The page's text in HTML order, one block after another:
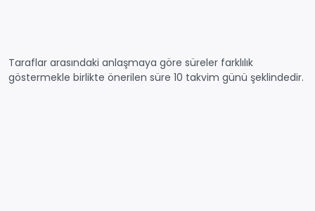
Taraflar arasındaki anlaşmaya göre süreler farklılık
göstermekle birlikte önerilen süre 10 takvim günü şeklindedir.